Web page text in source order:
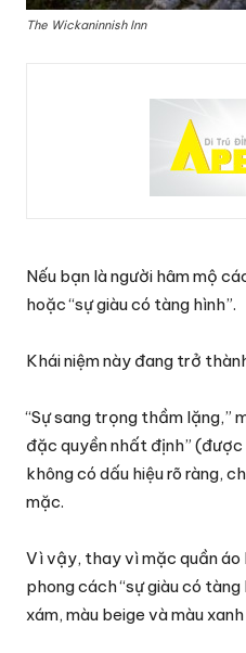
The Wickaninnish Inn
Nếu bạn là người hâm mộ
hoặc “sự giàu có tàng hình”.
Khái niệm này đang trở
“Sự sang trọng thầm lặng,”
đặc quyền nhất định” (được
không có dấu hiệu rõ ràng,
mặc.
Vì vậy, thay vì mặc quần áo
phong cách “sự giàu có
xám, màu beige và màu